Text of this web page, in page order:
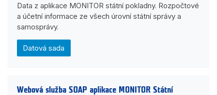
Data z aplikace MONITOR státní pokladny. Rozpočtové
a účetní informace ze všech úrovní státní správy a
samosprávy.
Datová sada
Webová služba SOAP aplikace MONITOR Státní